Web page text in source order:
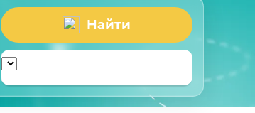
Найти